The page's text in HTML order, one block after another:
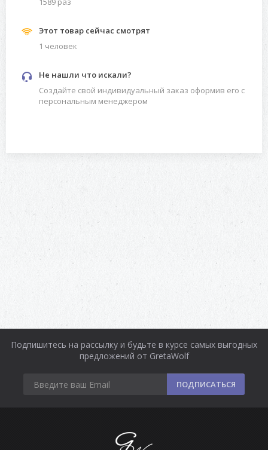
Этот товар сейчас смотрят
1 человек
Не нашли что искали?
Создайте свой индивидуальный заказ оформив его с
персональным менеджером
Подпишитесь на рассылку и будьте в курсе самых выгодных
предложений от GretaWolf
ПОДПИСАТЬСЯ